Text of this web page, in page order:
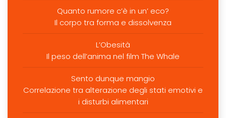
Quanto rumore c’è in un’ eco?
Il corpo tra forma e dissolvenza
L’Obesità
Il peso dell’anima nel film The Whale
Sento dunque mangio
Correlazione tra alterazione degli stati emotivi e
i disturbi alimentari